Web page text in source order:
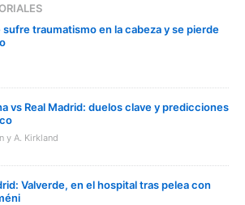
sufre traumatismo en la cabeza y se pierde
vs Real Madrid: duelos clave y predicciones
y A. Kirkland
Valverde, en el hospital tras pelea con